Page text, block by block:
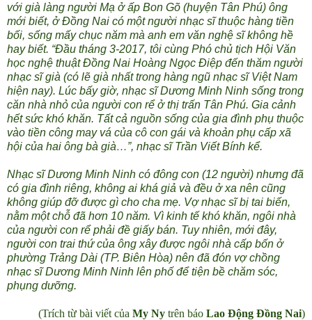
với già làng người Mạ ở ấp Bon Gõ (huyện Tân Phú) ông
mới biết, ở Đồng Nai có một người nhạc sĩ thuộc hàng tiền
bối, sống mấy chục năm mà anh em văn nghệ sĩ không hề
hay biết. “Đầu tháng 3-2017, tôi cùng Phó chủ tịch Hội Văn
học nghệ thuật Đồng Nai Hoàng Ngọc Điệp đến thăm người
nhạc sĩ già (có lẽ già nhất trong hàng ngũ nhạc sĩ Việt Nam
hiện nay). Lúc bấy giờ, nhạc sĩ Dương Minh Ninh sống trong
căn nhà nhỏ của người con rể ở thị trấn Tân Phú. Gia cảnh
hết sức khó khăn. Tất cả nguồn sống của gia đình phụ thuộc
vào tiền công may vá của cô con gái và khoản phụ cấp xã
hội của hai ông bà già…”, nhạc sĩ Trần Viết Bính kể.
Nhạc sĩ Dương Minh Ninh có đông con (12 người) nhưng đã
có gia đình riêng, không ai khá giả và đều ở xa nên cũng
không giúp đỡ được gì cho cha mẹ. Vợ nhạc sĩ bị tai biến,
nằm một chỗ đã hơn 10 năm. Vì kinh tế khó khăn, ngôi nhà
của người con rể phải đề giấy bán. Tuy nhiên, mới đây,
người con trai thứ của ông xây được ngôi nhà cấp bốn ở
phường Trảng Dài (TP. Biên Hòa) nên đã đón vợ chồng
nhạc sĩ Dương Minh Ninh lên phố để tiện bề chăm sóc,
phụng dưỡng.
(Trích từ bài viết của My Ny trên báo Lao Động Đồng Nai)